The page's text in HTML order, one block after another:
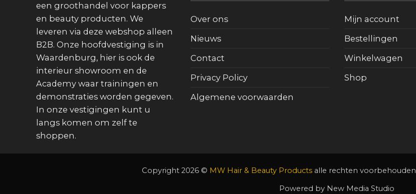
een groothandel voor kappers
en beauty producten. We
leveren via deze webshop alleen
B2B. Onze hoofdvestiging is in
Waardenburg, hier is ook de
interieur showroom en de
Academy waar trainingen en
demonstraties worden gegeven.
In onze vestigingen kunt u
langs komen om zelf te
shoppen.
Over ons
Nieuws
Contact
Privacy Policy
Algemene voorwaarden
Mijn account
Bestellingen
Winkelwagen
Shop
Copyright 2026 © MW Hair & Beauty Productsalle rechten voorbehouden
Powered by New Media Studio